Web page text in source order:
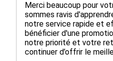
Merci beaucoup pour
sommes ravis
notre service rapide et
bénéficier d'une
notre priorité et votre
continuer d’offrir le